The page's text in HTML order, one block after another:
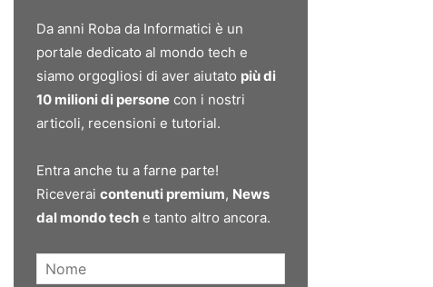
Da anni Roba da Informatici è un
portale dedicato al mondo tech e
siamo orgogliosi di aver aiutato più di
10 milioni di persone con i nostri
articoli, recensioni e tutorial.
Entra anche tu a farne parte!
Riceverai contenuti premium, News
dal mondo tech e tanto altro ancora.